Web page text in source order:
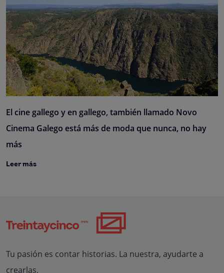
El cine gallego y en gallego, también llamado Novo
Cinema Galego está más de moda que nunca, no hay
más
Leer más
Tu pasión es contar historias. La nuestra, ayudarte a
crearlas.